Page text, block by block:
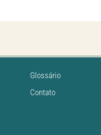
Glossário
Contato